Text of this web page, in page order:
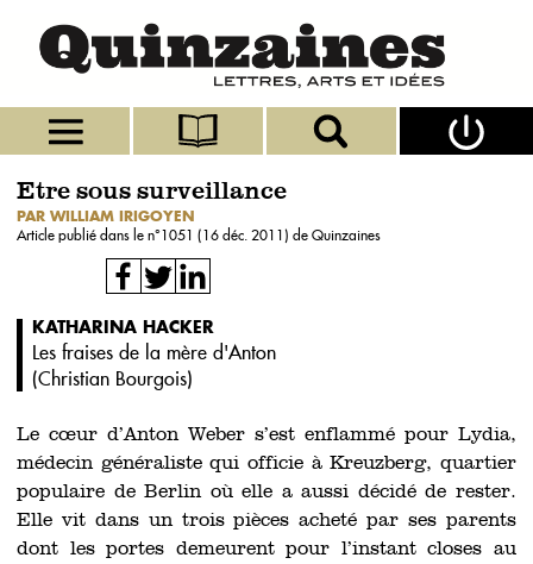
Etre sous surveillance
PAR WILLIAM IRIGOYEN
Article publié dans le n°1051 (16 déc. 2011) de Quinzaines
KATHARINA HACKER
Les fraises de la mère d'Anton
(Christian Bourgois)
Le cœur d’Anton Weber s’est enflammé pour Lydia,
médecin généraliste qui officie à Kreuzberg, quartier
populaire de Berlin où elle a aussi décidé de rester.
Elle vit dans un trois pièces acheté par ses parents
dont les portes demeurent pour l’instant closes au